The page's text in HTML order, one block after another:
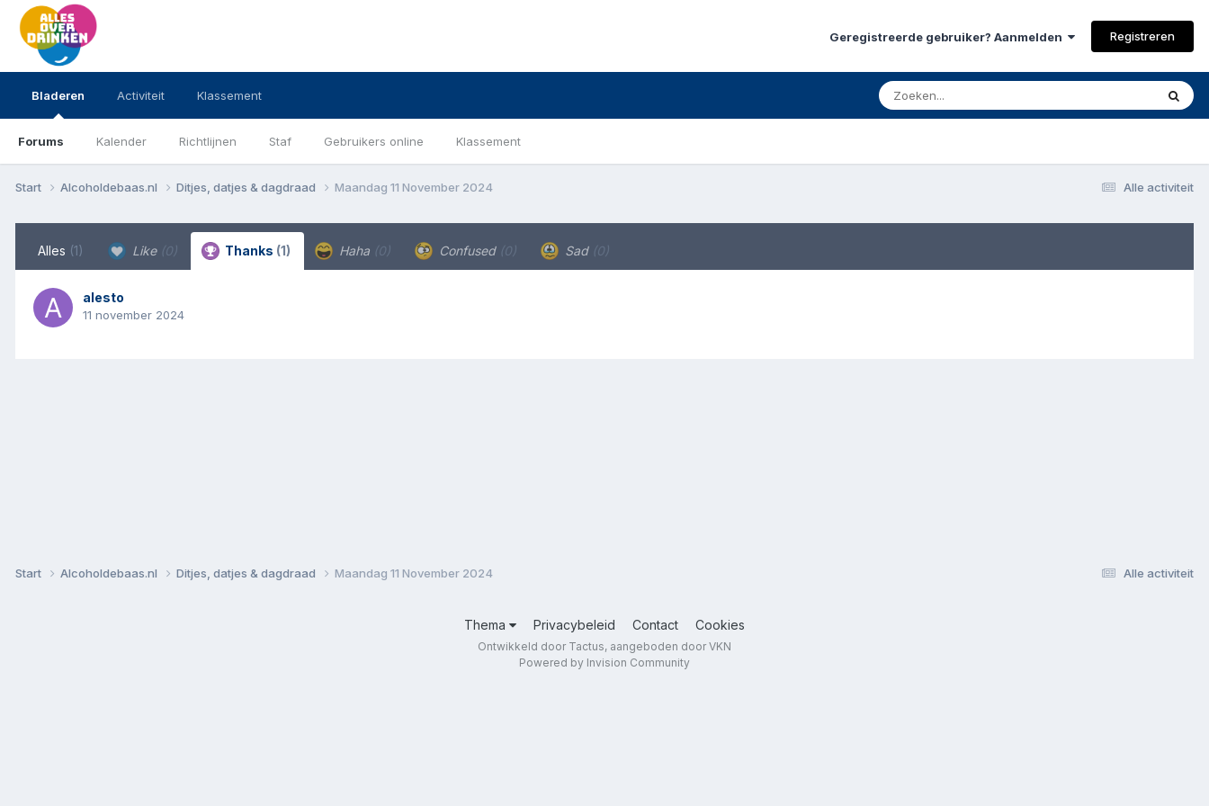
Geregistreerde gebruiker? Aanmelden Registreren
Bladeren
Forums Kalender Richtlijnen Staf Gebruikers online Klassement
Activiteit Klassement
Alle activiteit
Start Alcoholdebaas.nl Ditjes, datjes & dagdraad Maandag 11 November 2024
Alles (1) Like (0) Thanks (1) Haha (0) Confused (0) Sad (0)
alesto
11 november 2024
Alle activiteit
Start Alcoholdebaas.nl Ditjes, datjes & dagdraad Maandag 11 November 2024
Thema Privacybeleid Contact Cookies
Ontwikkeld door Tactus, aangeboden door VKN
Powered by Invision Community